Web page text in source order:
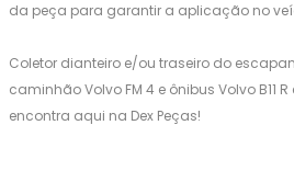
da peça para garantir a aplicação no
Coletor dianteiro e/ou traseiro do
caminhão Volvo FM 4 e ônibus Volvo B11
encontra aqui na Dex Peças!